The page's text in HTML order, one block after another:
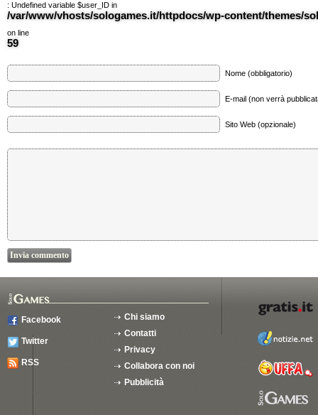
: Undefined variable $user_ID in
/var/www/vhosts/sologames.it/httpdocs/wp-content/themes/
on line
59
Nome (obbligatorio)
E-mail (non verrà
Sito Web (opzionale)
Facebook
Twitter
RSS
Chi siamo
Contatti
Privacy
Collabora con noi
Pubblicità